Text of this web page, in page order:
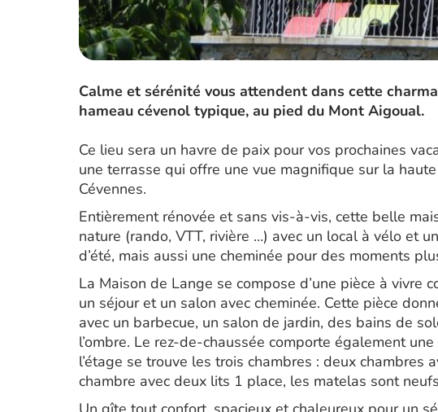
Calme et sérénité vous attendent dans cette
hameau cévenol typique, au pied du Mont Aigoual.
Ce lieu sera un havre de paix pour vos prochaines
une terrasse qui offre une vue magnifique sur la
Cévennes.
Entièrement rénovée et sans vis-à-vis, cette belle
nature (rando, VTT, rivière …) avec un local à vélo et
d’été, mais aussi une cheminée pour des moments
La Maison de Lange se compose d’une pièce à vivre
un séjour et un salon avec cheminée. Cette pièce
avec un barbecue, un salon de jardin, des bains de
l’ombre. Le rez-de-chaussée comporte également
l’étage se trouve les trois chambres : deux chambres
chambre avec deux lits 1 place, les matelas sont